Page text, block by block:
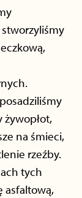
żywopłot,
na śmieci,
rzeźby.
tych
asfaltową,